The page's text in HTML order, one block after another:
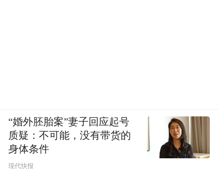
“婚外胚胎案”妻子回应起号
质疑：不可能，没有带货的
身体条件
现代快报